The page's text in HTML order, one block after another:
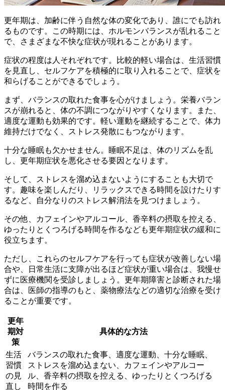
更年期は、 加齢に伴う自然な体の変化であり、誰にでも訪れ
るものです。この時期には、ホルモンバランスが乱れること
で、さまざまな不快な症状が現れることがあります。
症状の程度は人それぞれです。比較的軽い場合は、 生活習慣
を見直し、セルフケアを積極的に取り入れる ことで、症状を
和らげることができるでしょう。
まず、 バランスの取れた食事を心がけましょう。栄養バラン
スが崩れると、体の不調につながりやすくなります。また、
適度な運動 も効果的です。軽い運動を継続することで、体力
維持だけでなく、ストレス発散にもつながります。
十分な睡眠も欠かせません。睡眠不足は、体のリズムを乱
し、更年期症状を悪化させる要因となります。
そして、 ストレスを溜め込まないようにすることも大切で
す。趣味を楽しんだり、リラックスできる時間を設けたりす
るなど、自分なりのストレス解消法を見つけましょう。
その他、 カフェインやアルコール、香辛料の摂取を控える
ゆったりとくつろげる時間を作るなども更年期症状の緩和に
役立ちます。
ただし、これらのセルフケアを行っても症状が改善しない場
合や、日常生活に支障が出るほど症状が重い場合は、 我慢せ
ずに医療機関を受診 しましょう。更年期障害と診断された場
合は、医師の指導のもと、 薬物療法などの適切な治療を受け
ることが重要です。
更年
期対
策
具体的な方法
生活
習慣
の見
直し
バランスの取れた食事、適度な運動、十分な睡眠、
ストレスを溜め込まない、カフェインやアルコー
ル、香辛料の摂取を控える、ゆったりとくつろげる
時間を作る